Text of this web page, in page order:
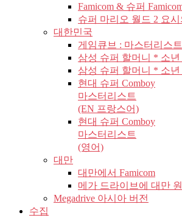
Famicom & 슈퍼
슈퍼 마리오 월드 2 요시
대한민국
게임큐브 : 마스터리스
삼성 슈퍼 할머니 * 소
삼성 슈퍼 할머니 * 소년
현대 슈퍼 Comboy
마스터리스트
(EN 프랑스어)
현대 슈퍼 Comboy
마스터리스트
(영어)
대만
대만에서 Famicom
메가 드라이브에 대만
Megadrive 아시아 버전
수집